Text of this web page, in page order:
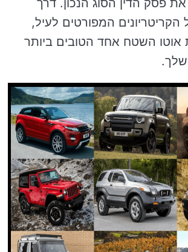
פסק הדין הסוג הנכון. דרך
המפורטים לעיל,
אוטו השטח אחד הטובים ביותר
שלך.